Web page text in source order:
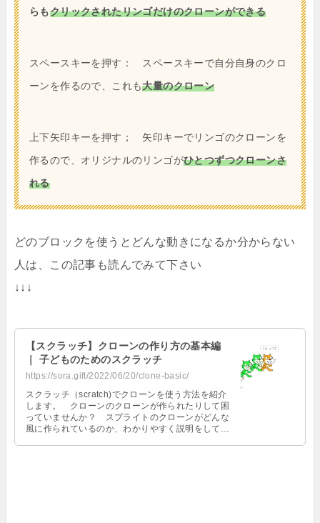
らもクリックされたリンゴだけのクローンができる
スペースキーを押す： スペースキーで自分自身のクロ
ーンを作るので、これも大量のクローン
上下矢印キーを押す； 矢印キーでリンゴのクローンを
作るので、オリジナルのリンゴがひとつずつクローンさ
れる
どのブロックを使うとどんな動きになるか分からない
人は、この記事も読んでみて下さい
↓↓↓
【スクラッチ】クローンの作り方の基本編
｜ 子どものためのスクラッチ
https://sora.gift/2022/06/20/clone-basic/
スクラッチ（scratch)でクローンを使う方法を紹介
します。 クローンのクローンが作られたりして困
っていませんか？ スプライトのクローンがどんな
風に作られているのか、わかりやすく説明をしてい